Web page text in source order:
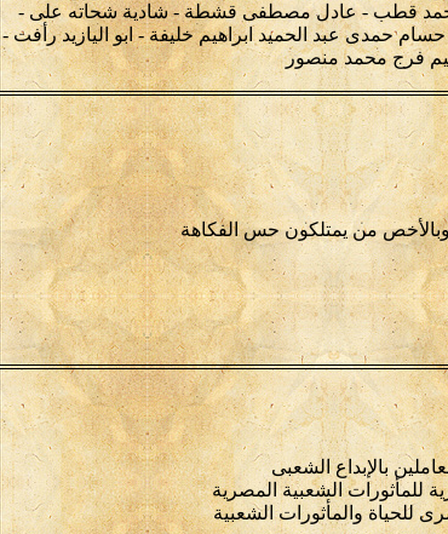
محمد قطب - عادل مصطفى قشطة - شادية شحاته على -
حمدى عبد الحميد ابراهيم خليفة - ابو اليازيد رأفت -
فرج محمد منصور
وبالأخص من يمتلكون حس الفكاهة
بالإبداع الشعبى
للمأثورات الشعبية المصرية
للحياة والمأثورات الشعبية